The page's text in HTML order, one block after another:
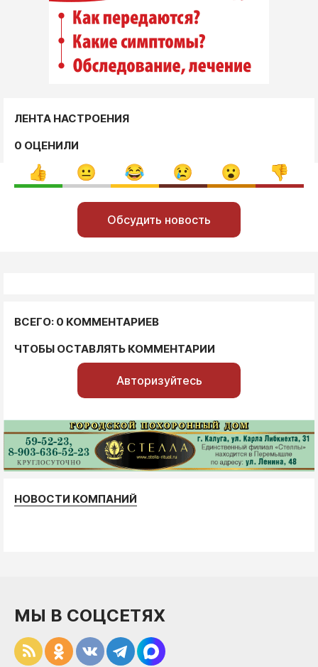
ЛЕНТА НАСТРОЕНИЯ
0 ОЦЕНИЛИ
Обсудить новость
ВСЕГО: 0 КОММЕНТАРИЕВ
ЧТОБЫ ОСТАВЛЯТЬ КОММЕНТАРИИ
Авторизуйтесь
НОВОСТИ КОМПАНИЙ
МЫ В СОЦСЕТЯХ